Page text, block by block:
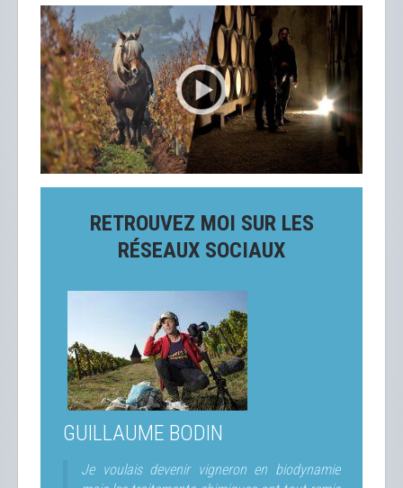
RETROUVEZ MOI SUR LES
RÉSEAUX SOCIAUX
GUILLAUME BODIN
Je voulais devenir vigneron en biodynamie